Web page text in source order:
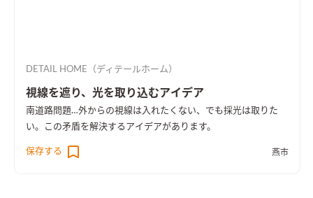
DETAIL HOME（ディテールホーム）
視線を遮り、光を取り込むアイデア
南道路問題…外からの視線は入れたくない、でも採光は取りた
い。この矛盾を解決するアイデアがあります。
保存する 燕市